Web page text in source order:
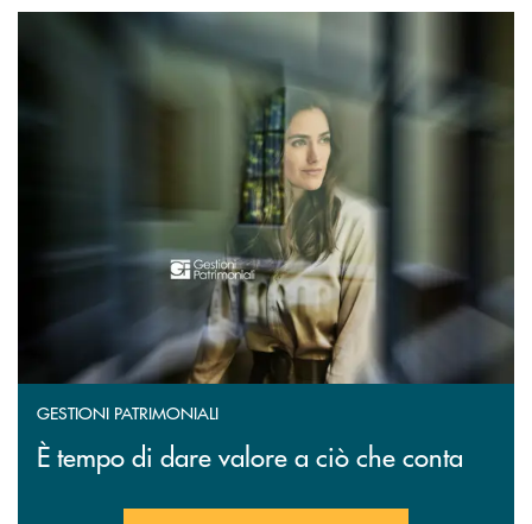
GESTIONI PATRIMONIALI
È tempo di dare valore a ciò che conta